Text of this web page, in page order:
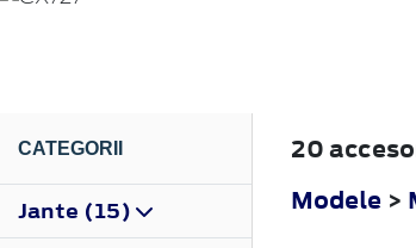
CATEGORII
Jante (15)
20
Modele >